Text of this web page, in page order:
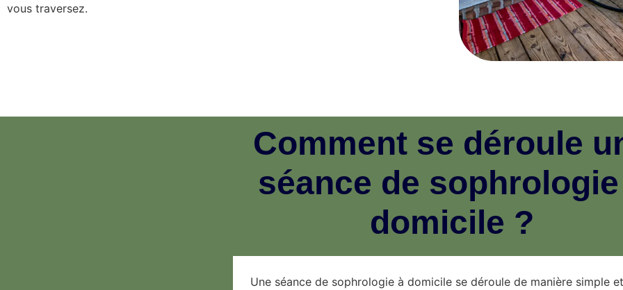
vous traversez.
Comment se déroule
séance de
domicile ?
Une séance de sophrologie à domicile se déroule de manière simple et